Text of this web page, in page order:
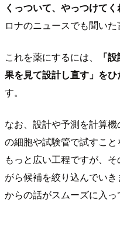
くっついて、やっつけてく
ロナのニュースでも聞いた
これを薬にするには、
「
果を見て設計し直す」を
す。
なお、設計や予測を計算
の細胞や試験管で試すこと
もっと広い工程ですが、
がら候補を絞り込んでい
からの話がスムーズに入っ